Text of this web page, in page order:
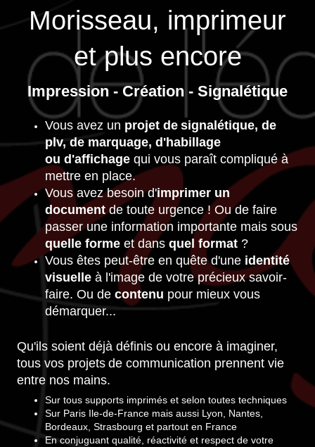
Morisseau, imprimeur
et plus encore
Impression - Création - Signalétique
Vous avez un projet designalétique, de
plv, de marquage, d'habillage
ou d'affichage qui vous paraît compliqué à
mettre en place.
Vous avez besoind'imprimer un
document de toute urgence ! Oude faire
passer une information importante mais sous
quelle forme et dans quel format ?
Vous êtes peut-être en quête d'une identité
visuelle à l'image de votre précieux savoir-
faire. Ou de contenu pour mieux vous
démarquer...
Qu'ils soient déjà définis ou encore à imaginer,
tous vos projetsde communication prennent vie
entre nos mains.
Sur tous supports imprimés et selon toutes techniques
Sur Paris Ile-de-France mais aussi Lyon, Nantes,
Bordeaux, Strasbourg et partout en France
En conjuguant qualité, réactivité et respect de votre